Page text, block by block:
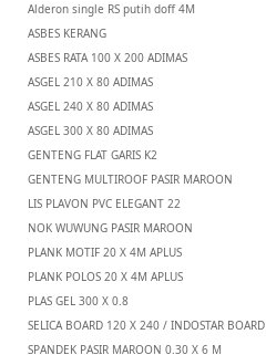
Alderon single RS putih doff 4M
ASBES KERANG
ASBES RATA 100 X 200 ADIMAS
ASGEL 210 X 80 ADIMAS
ASGEL 240 X 80 ADIMAS
ASGEL 300 X 80 ADIMAS
GENTENG FLAT GARIS K2
GENTENG MULTIROOF PASIR MAROON
LIS PLAVON PVC ELEGANT 22
NOK WUWUNG PASIR MAROON
PLANK MOTIF 20 X 4M APLUS
PLANK POLOS 20 X 4M APLUS
PLAS GEL 300 X 0.8
SELICA BOARD 120 X 240 / INDOSTAR BOARD
SPANDEK PASIR MAROON 0.30 X 6 M